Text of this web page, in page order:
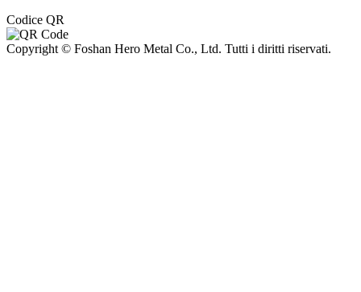
Codice QR
Copyright © Foshan Hero Metal Co., Ltd. Tutti i diritti riservati.